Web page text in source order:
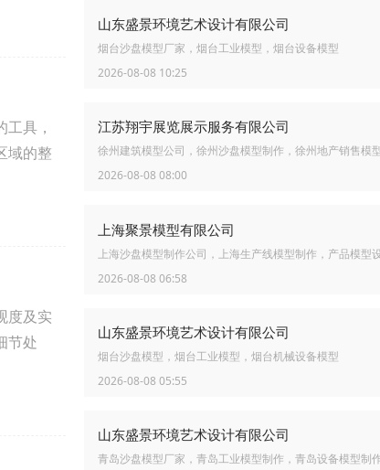
具，
域的整
度及实
节处
山东盛景环境艺术设计有限公司
烟台沙盘模型厂家，烟台工业模型，烟台设备模型
2026-08-08 10:25
江苏翔宇展览展示服务有限公司
徐州建筑模型公司，徐州沙盘模型制作，徐州地产销售模
2026-08-08 08:00
上海聚景模型有限公司
上海沙盘模型制作公司，上海生产线模型制作，产品模型
2026-08-08 06:58
山东盛景环境艺术设计有限公司
烟台沙盘模型，烟台工业模型，烟台机械设备模型
2026-08-08 05:55
山东盛景环境艺术设计有限公司
青岛沙盘模型厂家，青岛工业模型制作，青岛设备模型制